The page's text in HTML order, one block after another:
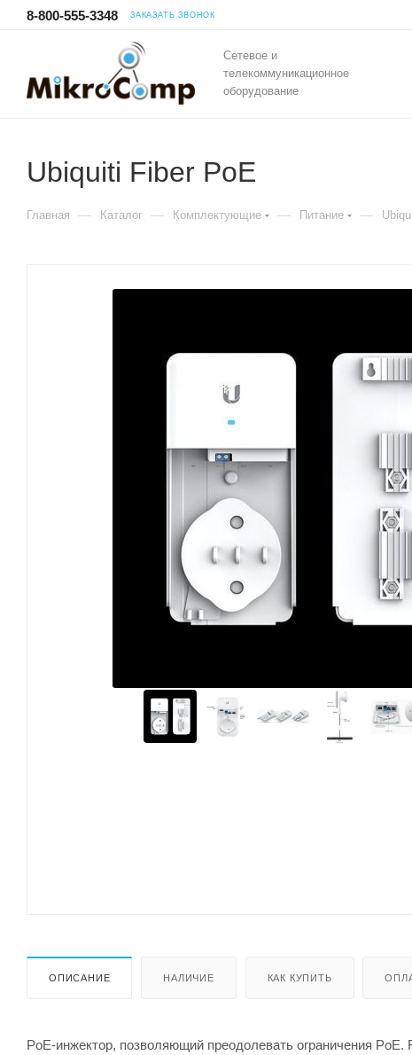
8-800-555-3348 ЗАКАЗАТЬ ЗВОНОК
Сетевое и
телекоммуникационное
оборудование
Ubiquiti Fiber PoE
Главная — Каталог — Комплектующие — Питание —
ОПИСАНИЕ НАЛИЧИЕ КАК КУПИТЬ
PoE-инжектор, позволяющий преодолевать ограничения